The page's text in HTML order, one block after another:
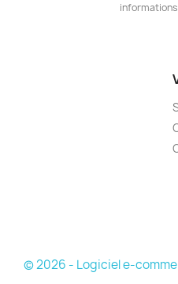
© 2026 - Logiciel e-